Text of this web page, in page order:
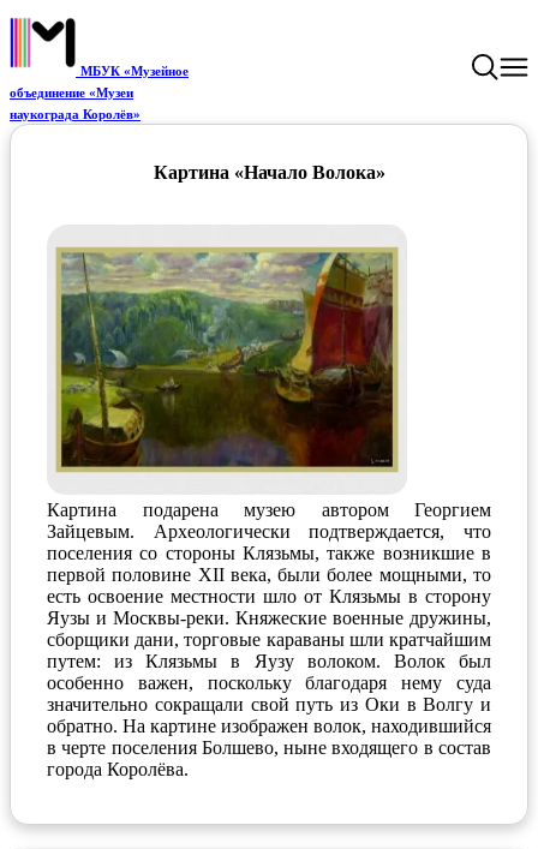
МБУК «Музейное
объединение «Музеи
наукограда Королёв»
Картина «Начало Волока»
Картина подарена музею автором Георгием
Зайцевым. Археологически подтверждается, что
поселения со стороны Клязьмы, также возникшие в
первой половине XII века, были более мощными, то
есть освоение местности шло от Клязьмы в сторону
Яузы и Москвы-реки. Княжеские военные дружины,
сборщики дани, торговые караваны шли кратчайшим
путем: из Клязьмы в Яузу волоком. Волок был
особенно важен, поскольку благодаря нему суда
значительно сокращали свой путь из Оки в Волгу и
обратно. На картине изображен волок, находившийся
в черте поселения Болшево, ныне входящего в состав
города Королёва.